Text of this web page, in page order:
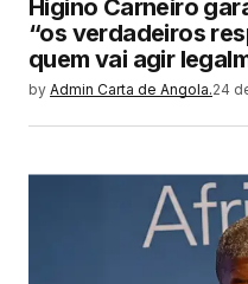
Higino Carneiro
“os verdadeiros
quem vai agir
by Admin Carta de Angola.24